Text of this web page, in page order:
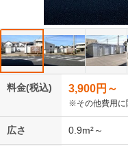
料金(税込) 3,900円～
※その他費用に
広さ 0.9m²～